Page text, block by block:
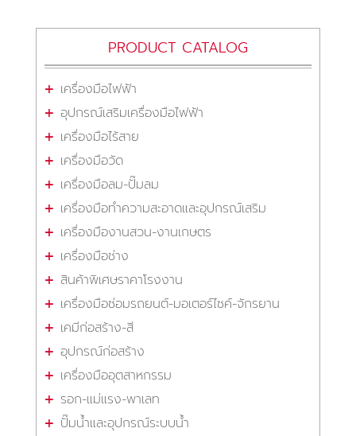
PRODUCT CATALOG
เครื่องมือไฟฟ้า
อุปกรณ์เสริมเครื่องมือไฟฟ้า
เครื่องมือไร้สาย
เครื่องมือวัด
เครื่องมือลม-ปั๊มลม
เครื่องมือทำความสะอาดและอุปกรณ์เสริม
เครื่องมืองานสวน-งานเกษตร
เครื่องมือช่าง
สินค้าพิเศษราคาโรงงาน
เครื่องมือซ่อมรถยนต์-มอเตอร์ไซค์-จักรยาน
เคมีก่อสร้าง-สี
อุปกรณ์ก่อสร้าง
เครื่องมืออุตสาหกรรม
รอก-แม่แรง-พาเลท
ปั๊มน้ำและอุปกรณ์ระบบน้ำ